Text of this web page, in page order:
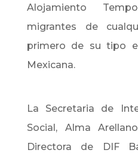
Alojamiento
migrantes de
primero de su tipo
Mexicana.
La Secretaria de
Social, Alma
Directora de DIF